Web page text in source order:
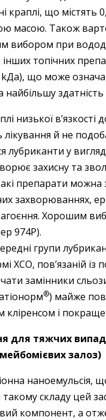
краплі, що містять
масою. Також
вибором при
інших топічних
що може
найбільшу
низької
й не
у
захисну та
препарати
захворюваннях,
Хорошим
974Р).
групи
ХСО, пов’язаній із
замінники
®) майже
кліренсом і
для тяжчих
залоз)
нано­емульсія,
складу цей
а отже,